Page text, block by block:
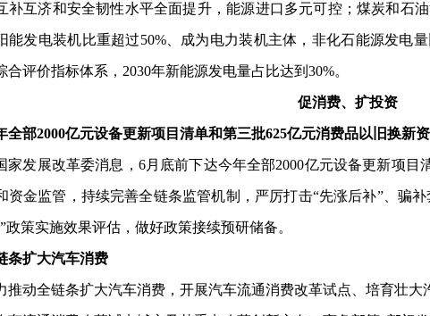
补互济和安全韧性水平全面提升，能源进口多元可控；煤炭和石
能发电装机比重超过50%、成为电力装机主体，非化石能源发电
合评价指标体系，2030年新能源发电量占比达到30%。
促消费、扩投资
全部2000亿元设备更新项目清单和第三批625亿元消费品以旧换新
家发展改革委消息，6月底前下达今年全部2000亿元设备更新项目
资金监管，持续完善全链条监管机制，严厉打击“先涨后补”、骗
政策实施效果评估，做好政策接续预研储备。
条扩大汽车消费
推动全链条扩大汽车消费，开展汽车流通消费改革试点、培育壮